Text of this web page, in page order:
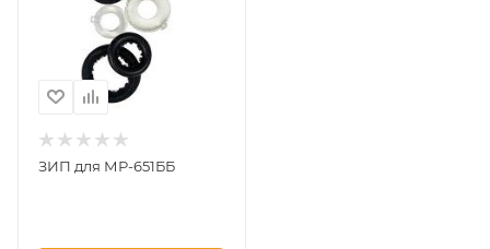
ЗИП для МР-651ББ